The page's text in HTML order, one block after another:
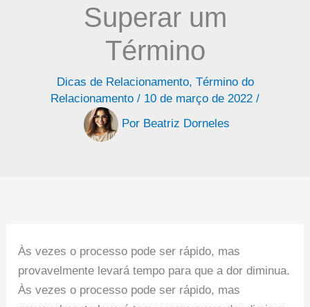
Superar um
Término
Dicas de Relacionamento, Término do
Relacionamento / 10 de março de 2022 /
Por Beatriz Dorneles
Às vezes o processo pode ser rápido, mas
provavelmente levará tempo para que a dor diminua.
Às vezes o processo pode ser rápido, mas